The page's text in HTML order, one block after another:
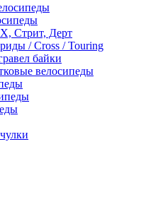
Стрит, Дерт
/ Cross / Touring
байки
велосипеды